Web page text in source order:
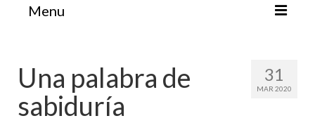
Menu
Sainte Emilie
31
MAR 2020
Una palabra de
sabiduría